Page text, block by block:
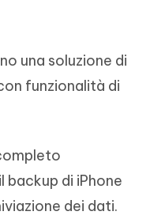
una soluzione di
funzionalità di
di iPhone
dei dati.